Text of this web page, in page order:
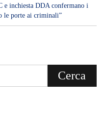
inchiesta DDA confermano i
le porte ai criminali”